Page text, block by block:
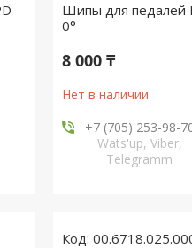
Шипы для педалей
0°
8 000 ₸
Нет в наличии
+7 (705) 253-98-
Wats'up, Viber,
Telegramm